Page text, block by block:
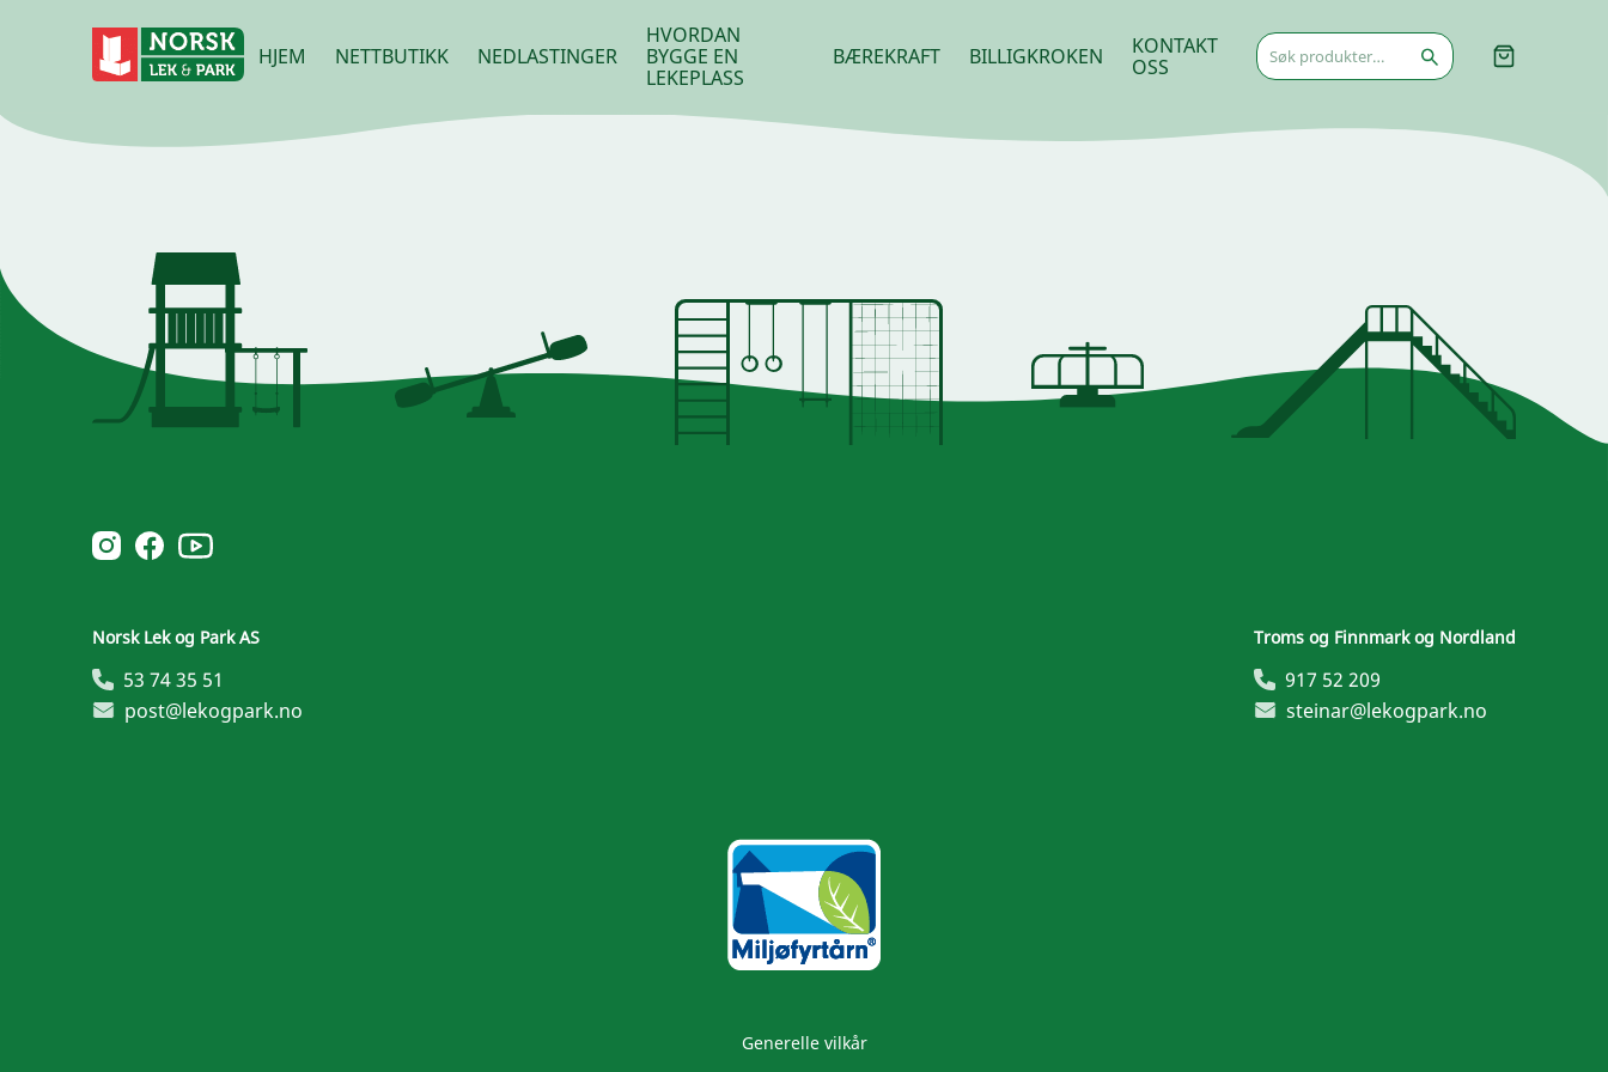
HJEM NETTBUTIKK NEDLASTINGER
HVORDAN
BYGGE EN
LEKEPLASS
BÆREKRAFT BILLIGKROKEN
KONTAKT
OSS
Søk
etter:
Norsk Leg & Park instagram
Norsk Leg & Park facebook
Norsk Leg & Park youtube
Norsk Lek og Park AS
53 74 35 51
post@lekogpark.no
Troms og Finnmark og Nordland
917 52 209
steinar@lekogpark.no
Generelle vilkår